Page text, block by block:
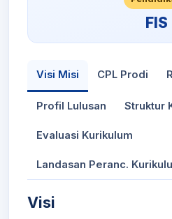
FIS
Visi Misi CPL Prodi
Profil Lulusan Struktur
Evaluasi Kurikulum
Landasan Peranc.
Visi